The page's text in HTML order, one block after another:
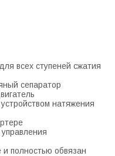
всех ступеней сжатия
сепаратор
натяжения
полностью обвязан